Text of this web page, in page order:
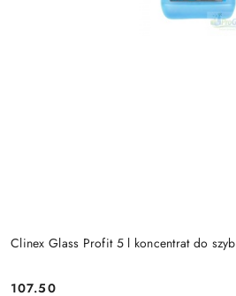
Clinex Glass Profit 5 l koncentrat do szyb
107.50